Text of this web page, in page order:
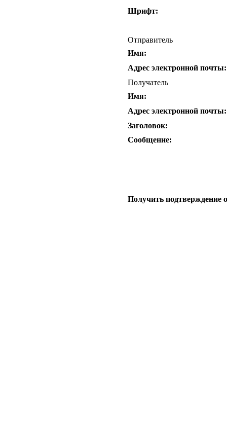
Шрифт:
Отправитель
Имя:
Адрес электронной почты:
Получатель
Имя:
Адрес электронной почты:
Заголовок:
Сообщение:
Получить подтверждение